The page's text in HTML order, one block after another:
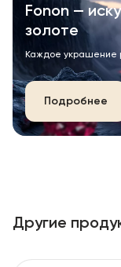
Fonon —
золоте
Каждое украшение
Подробнее
Другие